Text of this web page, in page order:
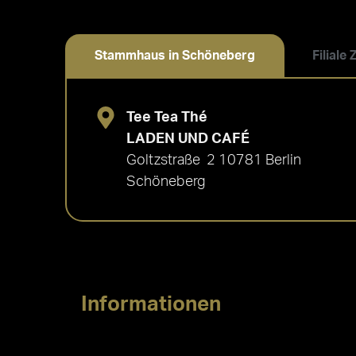
Stammhaus in Schöneberg Filiale
Tee Tea Thé
LADEN UND CAFÉ
Goltzstraße 2 10781 Berlin
Schöneberg
Informationen